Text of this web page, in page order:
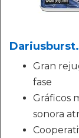
Gran
fase
Gráficos
sonora